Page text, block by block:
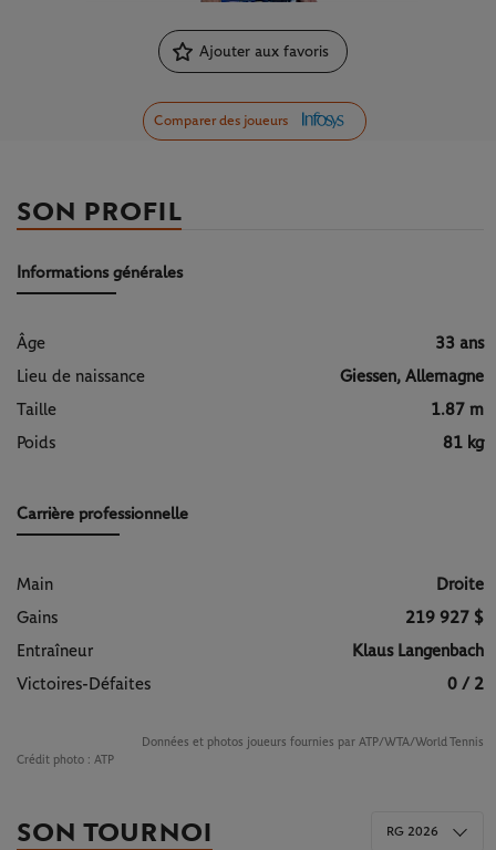
Ajouter aux favoris
Comparer des joueurs
SON PROFIL
Informations générales
Âge
33 ans
Lieu de naissance
Giessen, Allemagne
Taille
1.87 m
Poids
81 kg
Carrière professionnelle
Main
Droite
Gains
219 927 $
Entraîneur
Klaus Langenbach
Victoires-Défaites
0 / 2
Données et photos joueurs fournies par ATP/WTA/World Tennis
Crédit photo : ATP
SON TOURNOI RG 2026